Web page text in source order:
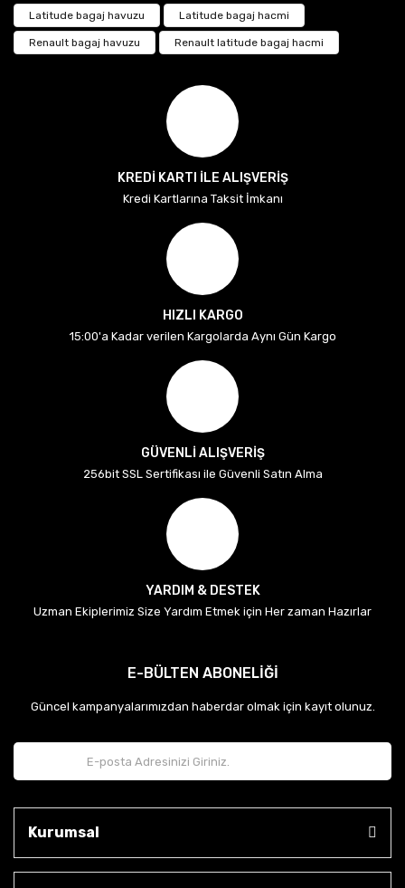
Latitude bagaj havuzu
Latitude bagaj hacmi
Renault bagaj havuzu Renault latitude bagaj hacmi
KREDİ KARTI İLE ALIŞVERİŞ
Kredi Kartlarına Taksit İmkanı
HIZLI KARGO
15:00'a Kadar verilen Kargolarda Aynı Gün Kargo
GÜVENLİ ALIŞVERİŞ
256bit SSL Sertifikası ile Güvenli Satın Alma
YARDIM & DESTEK
Uzman Ekiplerimiz Size Yardım Etmek için Her zaman Hazırlar
E-BÜLTEN ABONELİĞİ
Güncel kampanyalarımızdan haberdar olmak için kayıt olunuz.
Kurumsal